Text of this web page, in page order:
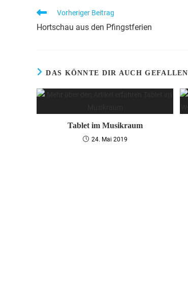
Vorheriger Beitrag
Hortschau aus den Pfingstferien
DAS KÖNNTE DIR AUCH GEFALLEN
Tablet im Musikraum
24. Mai 2019